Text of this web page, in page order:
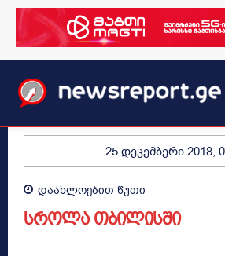
25 დეკემბერი 2018,
დაახლოებით წუთი
სროლა თბილისში